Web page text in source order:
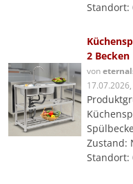
Standort:
2 Becken
von
Zustand:
Standort: